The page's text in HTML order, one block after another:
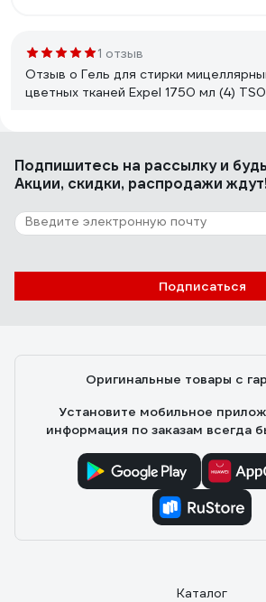
1 отзыв
Отзыв о Гель для стирки
цветных тканей Expel 1750 мл (4)
Мицелярный гель никогда ранее не
очень уж его мне разрекламировали.
понравился, очень хорошо
их мягкими, после стирки вещи как
Отзыв о Гель для стирки
детского белья Expel 1750 мл (4)
Инна
Я особо не понимаю что такое
Хорошо отстирывает одежду, даже
этом одежда остается очень
что гель стирает мягче чем
возьму еще!
Подпишитесь на рассылкуи
Акции, скидки, распродажи
Подписаться
Оригинальные товары с
Установите мобильное
информация по заказам всегда
Каталог